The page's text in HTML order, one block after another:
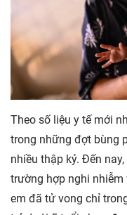
Theo số liệu y tế mới
trong những đợt bùng
nhiều thập kỷ. Đến
trường hợp nghi nhiễm
em đã tử vong chỉ